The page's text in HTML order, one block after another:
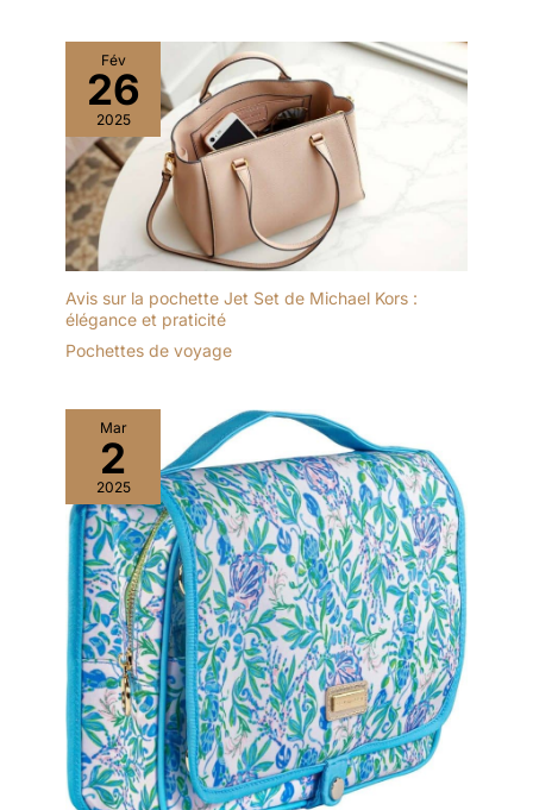
Fév
26
2025
Avis sur la pochette Jet Set de Michael Kors :
élégance et praticité
Pochettes de voyage
Mar
2
2025